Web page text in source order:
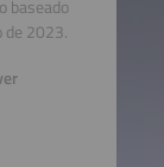
baseado
de 2023.